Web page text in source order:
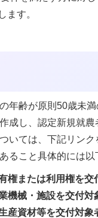
ます。
年齢が原則50歳未
成し、認定新規就農
いては、下記リンク
ること具体的には以
権または利用権を交
機械・施設を交付対
産資材等を交付対象